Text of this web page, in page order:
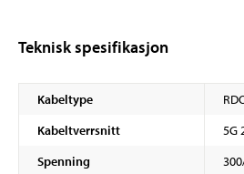
Teknisk spesifikasjon
Kabeltype
Kabeltverrsnitt
5G
Spenning